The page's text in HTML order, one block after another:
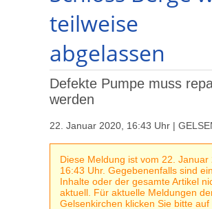
teilweise
abgelassen
Defekte Pumpe muss
werden
22. Januar 2020, 16:43 Uhr |
Diese Meldung ist vom 22. Januar
16:43 Uhr. Gegebenenfalls sind
Inhalte oder der gesamte Artikel
aktuell. Für aktuelle Meldungen
Gelsenkirchen klicken Sie bitte auf